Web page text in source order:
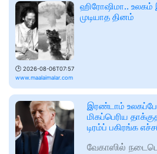
🕑 2026-08-06T07:57
www.maalaimalar.com
ஹிரோஷிமா..
முடியாத தினம்
இரண்டாம்
மிகப்பெரிய
டிரம்ப் பகிரங்க
வேகாஸில்